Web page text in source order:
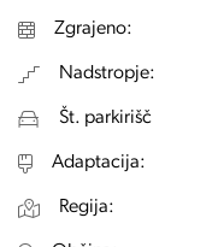
Zgrajeno:
Nadstropje:
Št. parkirišč
Adaptacija:
Regija: